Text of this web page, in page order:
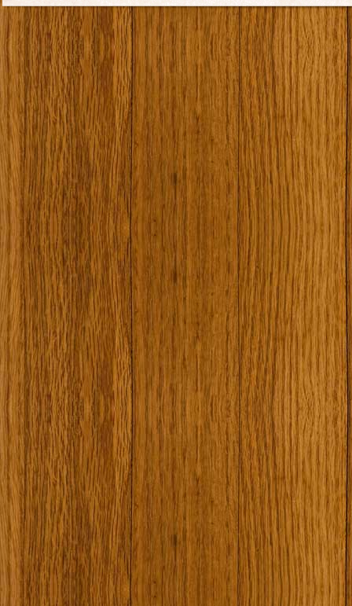
Екипировка За нас Имало едно време Кивоторият.
Ковчега със светите мощи на Свети Григорий Каллидис
Наши туристически обекти Някой ден… Открит музей
Фото галерия